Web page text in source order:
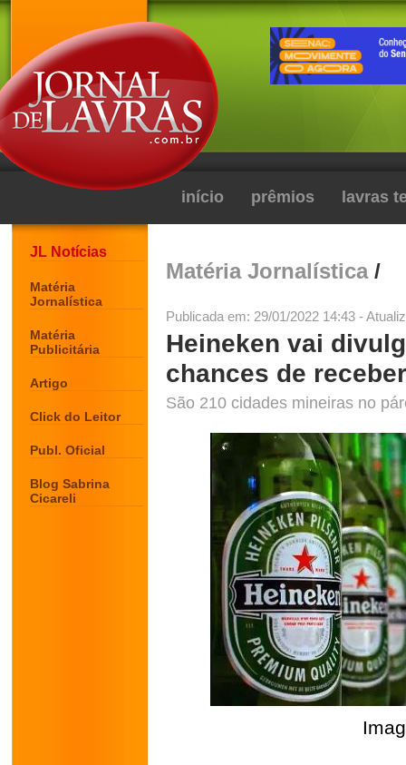
início prêmios lavras
JL Notícias
Matéria
Jornalística
Matéria
Publicitária
Artigo
Click do Leitor
Publ. Oficial
Blog Sabrina
Cicareli
Matéria Jornalística/
Publicada em: 29/01/2022 14:43 -
Heineken vai
chances de
São 210 cidades mineiras no